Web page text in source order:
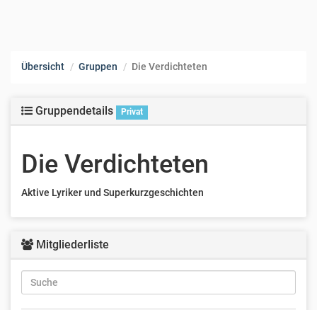
Übersicht Gruppen Die Verdichteten
Gruppendetails Privat
Die Verdichteten
Aktive Lyriker und Superkurzgeschichten
Mitgliederliste